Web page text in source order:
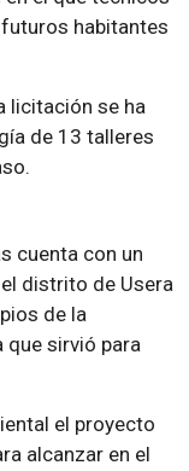
habitantes
licitación se ha
de 13 talleres
cuenta con un
distrito de Usera
de la
que sirvió para
el proyecto
alcanzar en el